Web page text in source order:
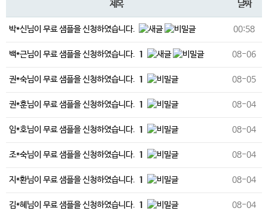
제목 날짜
박*신님이 무료 샘플을 신청하였습니다. 00:58
백*근님이 무료 샘플을 신청하였습니다. 1 08-06
권*숙님이 무료 샘플을 신청하였습니다. 1 08-05
권*훈님이 무료 샘플을 신청하였습니다. 1 08-04
임*호님이 무료 샘플을 신청하였습니다. 1 08-04
조*숙님이 무료 샘플을 신청하였습니다. 1 08-04
지*환님이 무료 샘플을 신청하였습니다. 1 08-04
김*혜님이 무료 샘플을 신청하였습니다. 1 08-04